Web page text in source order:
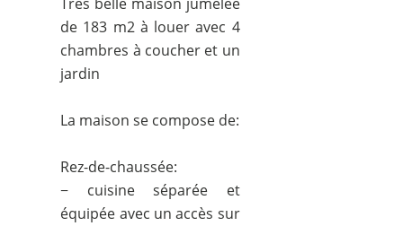
de 183 m2 à louer avec 4
chambres à coucher et un
jardin
La maison se compose de:
Rez-de-chaussée:
− cuisine séparée et
équipée avec un accès sur